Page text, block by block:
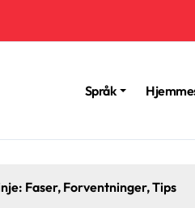
Språk
Hudbarriere og aldring: